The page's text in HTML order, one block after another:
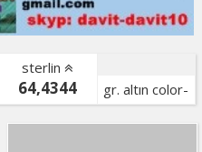
sterlin
64,4344
gr. altın color-